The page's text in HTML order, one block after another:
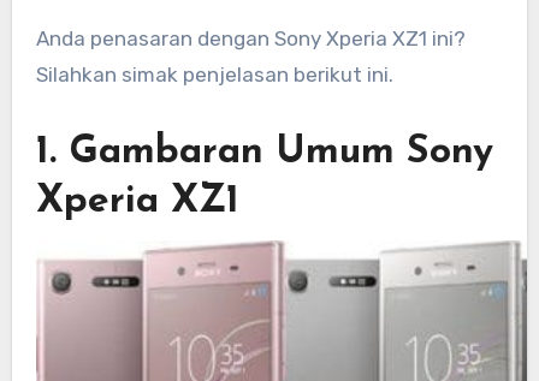
Anda penasaran dengan Sony Xperia XZ1 ini?
Silahkan simak penjelasan berikut ini.
1. Gambaran Umum Sony
Xperia XZ1